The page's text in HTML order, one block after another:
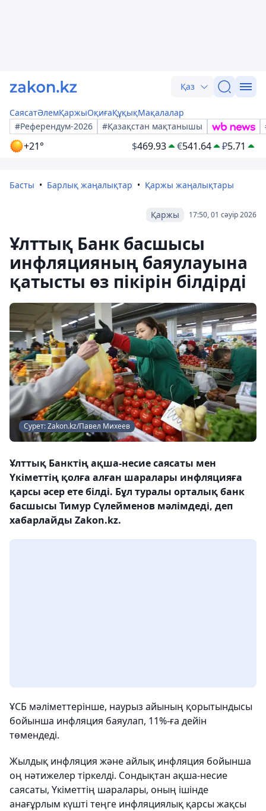
Қаз
СаясатӘлемҚаржыОқиғаҚұқықМақалалар
#Референдум-2026
#Қазақстан мақтанышы
+21° $469.93 €541.64 ₽5.71
Басты Барлық жаңалықтар Қаржы жаңалықтары
17:50, 01 сәуір 2026
Қаржы
Ұлттық Банк басшысы
инфляцияның баяулауына
қатысты өз пікірін білдірді
Сурет: Zakon.kz/Павел Михеев
Ұлттық Банктің ақша-несие саясаты мен
Үкіметтің қолға алған шаралары инфляцияға
қарсы әсер ете білді. Бұл туралы орталық банк
басшысы Тимур Сүлейменов мәлімдеді, деп
хабарлайды Zakon.kz.
ҰСБ мәліметтерінше, наурыз айының қорытындысы
бойынша инфляция баяулап, 11%-ға дейін
төмендеді.
Жылдық инфляция және айлық инфляция бойынша
оң нәтижелер тіркелді. Сондықтан ақша-несие
саясаты, Үкіметтің шаралары, оның ішінде
анағұрлым күшті теңге инфляциялық қарсы жақсы